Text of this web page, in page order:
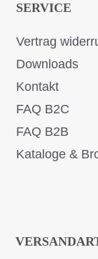
SERVICE
Vertrag
Downloads
Kontakt
FAQ B2C
FAQ B2B
Kataloge &